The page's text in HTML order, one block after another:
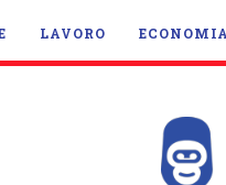
LAVORO ECONOMIA